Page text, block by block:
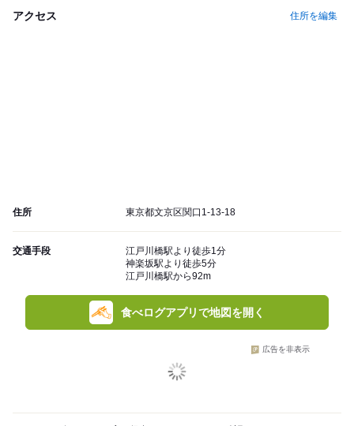
アクセス 住所を編集
住所 東京都文京区関口1-13-18
交通手段
江戸川橋駅より徒歩1分
神楽坂駅より徒歩5分
江戸川橋駅から92m
食べログアプリで地図を開く
広告を非表示